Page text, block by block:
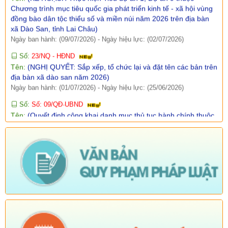
Ngày ban hành: (09/07/2026) Ngày hiệu lực: (02/07/2026)
Số:23/NQ - HĐND
Tên:(NGHỊ QUYẾT: Sắp xếp, tổ chức lại và đặt tên các bản trên
địa bàn xã dào san năm 2026)
Ngày ban hành: (01/07/2026)
Số:Số: 09/QĐ-UBND
Tên:(Quyết định công khai danh mục thủ tục hành chính thuộc
thẩm quyền giải quyết của UBND xã Dào San)
Ngày ban hành: (15/04/2026) -
Số: Số: 10/QĐ-UBND
Tên:(Quyết định về việc công khai danh mục thủ tục hành
chính thực hiện không phụ thuộc vào địa giới hành chính trên
địa bàn xã Dào San)
Ngày ban hành: (15/04/2026) -Ngày hiệu lực: (06/01/2026)
Số: 38/PKT - TB
(Về việc niêm yết công khai, lấy ý kiến của tổ chức, chuyên
Ngày ban hành: (25/02/2026)